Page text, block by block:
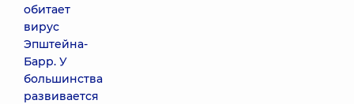
обитает
вирус
Эпштейна-
Барр. У
большинства
развивается